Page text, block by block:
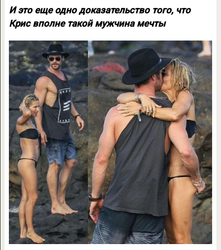
И это еще одно доказательство того, что
Крис вполне такой мужчина мечты